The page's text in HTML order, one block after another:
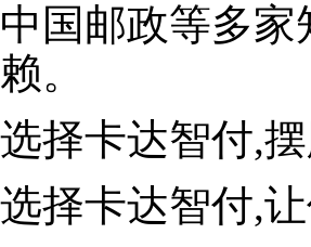
中国邮政等多
赖。
选择卡达智付,
选择卡达智付,